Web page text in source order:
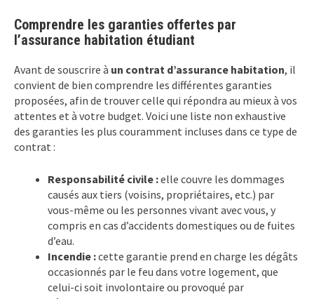
Comprendre les garanties offertes par
l’assurance habitation étudiant
Avant de souscrire à un contrat d’assurance habitation, il
convient de bien comprendre les différentes garanties
proposées, afin de trouver celle qui répondra au mieux à vos
attentes et à votre budget. Voici une liste non exhaustive
des garanties les plus couramment incluses dans ce type de
contrat :
Responsabilité civile :elle couvre les dommages
causés aux tiers (voisins, propriétaires, etc.) par
vous-même ou les personnes vivant avec vous, y
compris en cas d’accidents domestiques ou de fuites
d’eau.
Incendie :cette garantie prend en charge les dégâts
occasionnés par le feu dans votre logement, que
celui-ci soit involontaire ou provoqué par